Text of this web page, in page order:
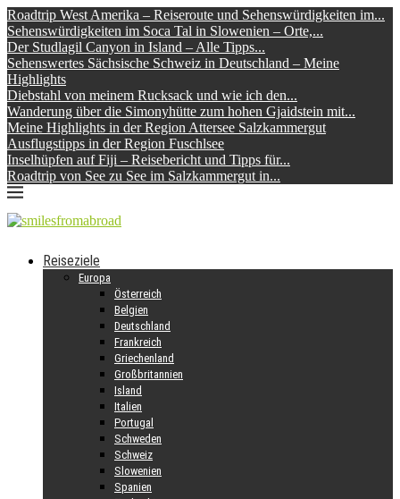
Roadtrip West Amerika – Reiseroute und Sehenswürdigkeiten im...
Sehenswürdigkeiten im Soca Tal in Slowenien – Orte,...
Der Studlagil Canyon in Island – Alle Tipps...
Sehenswertes Sächsische Schweiz in Deutschland – Meine
Highlights
Diebstahl von meinem Rucksack und wie ich den...
Wanderung über die Simonyhütte zum hohen Gjaidstein mit...
Meine Highlights in der Region Attersee Salzkammergut
Ausflugstipps in der Region Fuschlsee
Inselhüpfen auf Fiji – Reisebericht und Tipps für...
Roadtrip von See zu See im Salzkammergut in...
Reiseziele
Europa
Österreich
Belgien
Deutschland
Frankreich
Griechenland
Großbritannien
Island
Italien
Portugal
Schweden
Schweiz
Slowenien
Spanien